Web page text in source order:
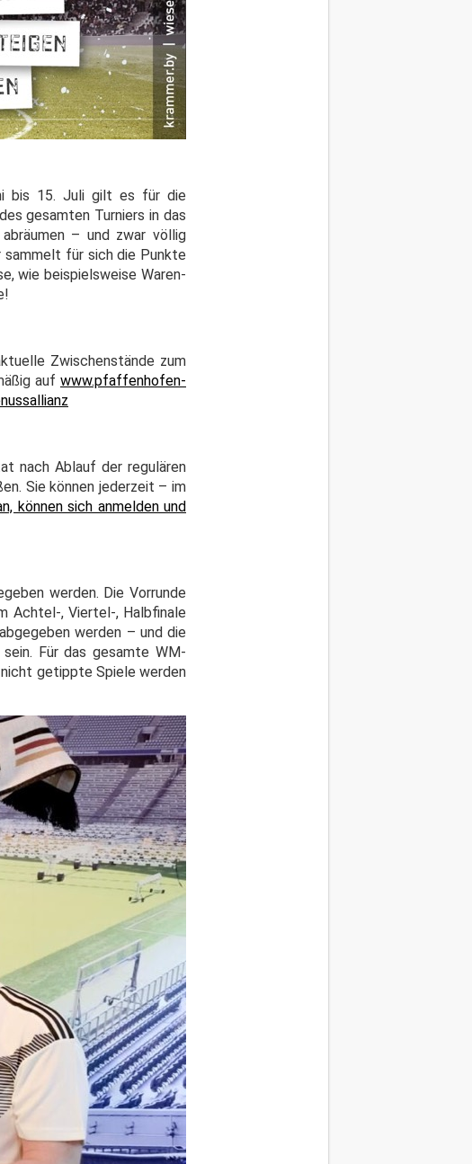
bis 15. Juli gilt es für die
gesamten Turniers in das
– und zwar völlig
sammelt für sich die Punkte
wie beispielsweise Waren-
Zwischenstände zum
auf www.pfaffenhofen-
nach Ablauf der regulären
Sie können jederzeit – im
können sich anmelden und
werden. Die Vorrunde
Achtel-, Viertel-, Halbfinale
werden – und die
Für das gesamte WM-
getippte Spiele werden